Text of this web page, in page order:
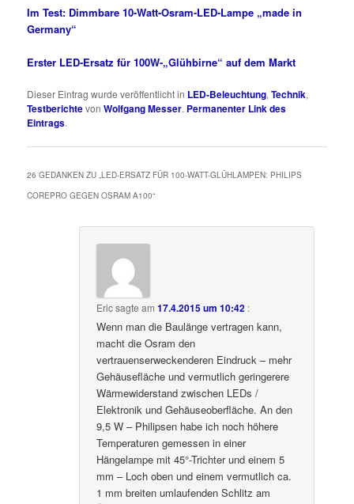
Im Test: Dimmbare 10-Watt-Osram-LED-Lampe „made in
Germany“
Erster LED-Ersatz für 100W-„Glühbirne“ auf dem Markt
Dieser Eintrag wurde veröffentlicht in LED-Beleuchtung,Technik,
TestberichtevonWolfgang Messer. Permanenter Link des
Eintrags.
26 GEDANKEN ZU „LED-ERSATZ FÜR 100-WATT-GLÜHLAMPEN: PHILIPS
COREPRO GEGEN OSRAM A100“
Ericsagte am17.4.2015 um 10:42 :
Wenn man die Baulänge vertragen kann,
macht die Osram den
vertrauenserweckenderen Eindruck – mehr
Gehäusefläche und vermutlich geringerere
Wärmewiderstand zwischen LEDs /
Elektronik und Gehäuseoberfläche. An den
9,5 W – Philipsen habe ich noch höhere
Temperaturen gemessen in einer
Hängelampe mit 45°-Trichter und einem 5
mm – Loch oben und einem vermutlich ca.
1 mm breiten umlaufenden Schlitz am